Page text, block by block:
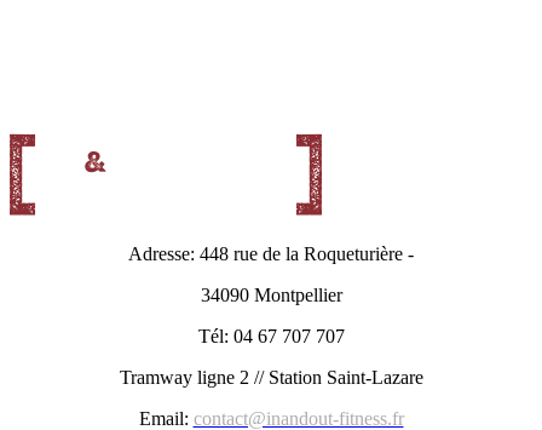
Adresse: 448 rue de la Roqueturière -
34090 Montpellier
Tél: 04 67 707 707
Tramway ligne 2 // Station Saint-Lazare
Email: contact@inandout-fitness.fr